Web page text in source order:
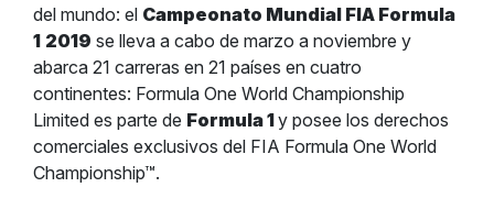
del mundo: el Campeonato Mundial FIA Formula
1 2019 se lleva a cabo de marzo a noviembre y
abarca 21 carreras en 21 países en cuatro
continentes: Formula One World Championship
Limited es parte de Formula 1y posee los derechos
comerciales exclusivos del FIA Formula One World
Championship™.